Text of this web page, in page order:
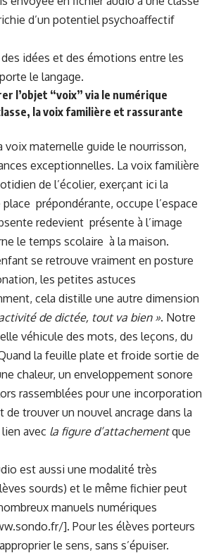
d’un potentiel psychoaffectif
idées et des émotions entre les
le langage.
l’objet “voix” via le numérique
la voix familière et rassurante
voix maternelle guide le nourrisson,
exceptionnelles. La voix familière
de l’écolier, exerçant ici la
place prépondérante, occupe l’espace
redevient présente à l’image
le temps scolaire à la maison.
se retrouve vraiment en posture
les petites astuces
cela distille une autre dimension
de dictée, tout va bien ». Notre
véhicule des mots, des leçons, du
la feuille plate et froide sortie de
chaleur, un enveloppement sonore
rassemblées pour une incorporation
trouver un nouvel ancrage dans la
avec la figure d’attachementque
est aussi une modalité très
sourds) et le même fichier peut
manuels numériques
]. Pour les élèves porteurs
le sens, sans s’épuiser.